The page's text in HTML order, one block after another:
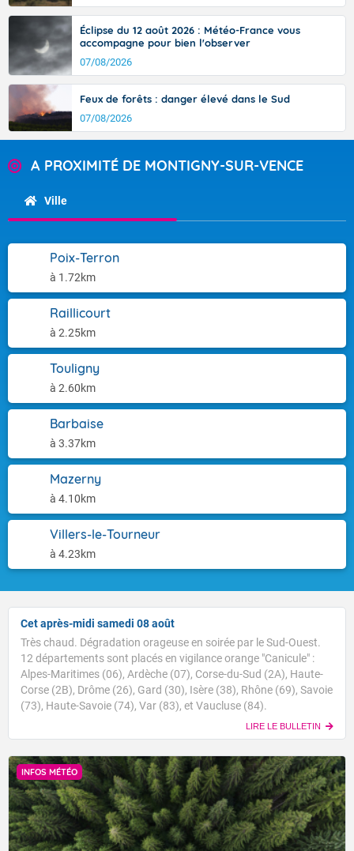
Éclipse du 12 août 2026 : Météo-France vous
accompagne pour bien l'observer
07/08/2026
Feux de forêts : danger élevé dans le Sud
07/08/2026
A PROXIMITÉ DE MONTIGNY-SUR-VENCE
Ville
Poix-Terron
à 1.72km
Raillicourt
à 2.25km
Touligny
à 2.60km
Barbaise
à 3.37km
Mazerny
à 4.10km
Villers-le-Tourneur
à 4.23km
Cet après-midi samedi 08 août
Très chaud. Dégradation orageuse en soirée par le Sud-Ouest.
12 départements sont placés en vigilance orange "Canicule" :
Alpes-Maritimes (06), Ardèche (07), Corse-du-Sud (2A), Haute-
Corse (2B), Drôme (26), Gard (30), Isère (38), Rhône (69), Savoie
(73), Haute-Savoie (74), Var (83), et Vaucluse (84).
LIRE LE BULLETIN
INFOS MÉTÉO